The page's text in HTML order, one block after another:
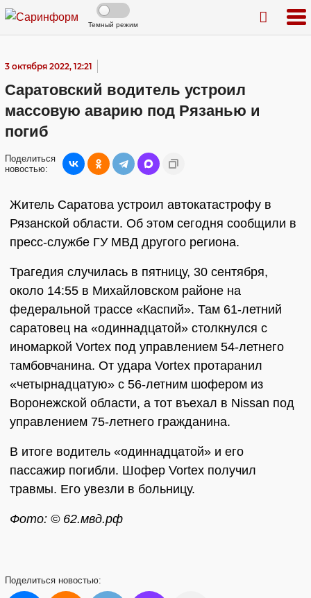
Темный режим
3 октября 2022, 12:21
Саратовский водитель устроил
массовую аварию под Рязанью и
погиб
Поделиться
новостью:
Житель Саратова устроил автокатастрофу в
Рязанской области. Об этом сегодня сообщили в
пресс-службе ГУ МВД другого региона.
Трагедия случилась в пятницу, 30 сентября,
около 14:55 в Михайловском районе на
федеральной трассе «Каспий». Там 61-летний
саратовец на «одиннадцатой» столкнулся с
иномаркой Vortex под управлением 54-летнего
тамбовчанина. От удара Vortex протаранил
«четырнадцатую» с 56-летним шофером из
Воронежской области, а тот въехал в Nissan под
управлением 75-летнего гражданина.
В итоге водитель «одиннадцатой» и его
пассажир погибли. Шофер Vortex получил
травмы. Его увезли в больницу.
Фото: © 62.мвд.рф
Поделиться новостью: